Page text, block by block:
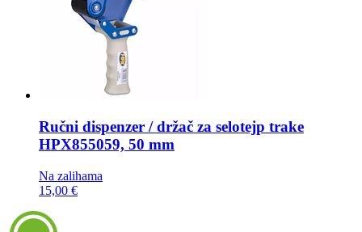
Ručni dispenzer / držač za selotejp trake
HPX855059, 50 mm
Na zalihama
15,00 €